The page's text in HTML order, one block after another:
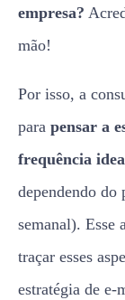
empresa?
mão!
Por isso, a
para pensar a
frequência
dependendo
semanal). Esse
traçar esses
estratégia de e-